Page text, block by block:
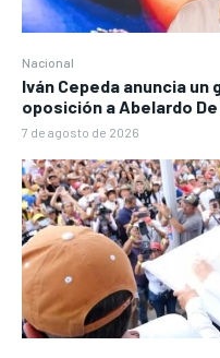
Nacional
Iván Cepeda anuncia
oposición a Abelardo
7 de agosto de 2026